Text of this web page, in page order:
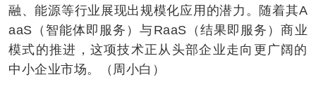
融、能源等行业展现出规模化应用的潜力。随着其A
aaS（智能体即服务）与RaaS（结果即服务）商业
模式的推进，这项技术正从头部企业走向更广阔的
中小企业市场。（周小白）